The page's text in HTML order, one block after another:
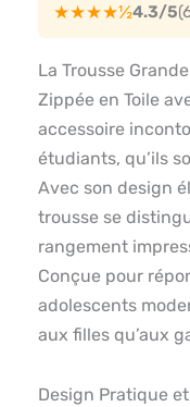
★★★★½4.3/5
La Trousse
Zippée en Toile
accessoire
étudiants, qu’ils
Avec son design
trousse se
rangement
Conçue pour
adolescents
aux filles qu’aux
Design Pratique